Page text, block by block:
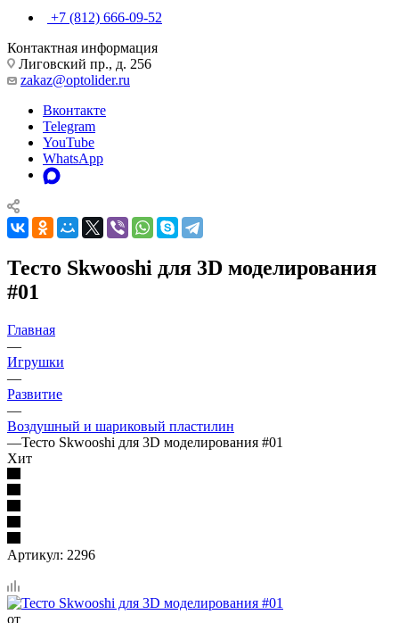
+7 (812) 666-09-52
Контактная информация
Лиговский пр., д. 256
zakaz@optolider.ru
Вконтакте
Telegram
YouTube
WhatsApp
Тесто Skwooshi для 3D моделирования
#01
Главная
—
Игрушки
—
Развитие
—
Воздушный и шариковый пластилин
—Тесто Skwooshi для 3D моделирования #01
Хит
Артикул: 2296
от